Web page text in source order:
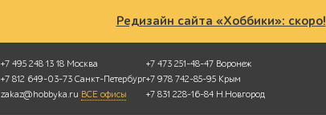
Редизайн сайта «Хоббики»: скоро!
+7 495 248 13 18 Москва
+7 812 649-03-73 Санкт-Петербург
zakaz@hobbyka.ru ВСЕ офисы
+7 473 251-48-47 Воронеж
+7 978 742-85-95 Крым
+7 831 228-16-84 Н.Новгород